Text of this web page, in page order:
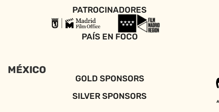
PATROCINADORES
PAÍS EN FOCO
MÉXICO
GOLD SPONSORS
SILVER SPONSORS